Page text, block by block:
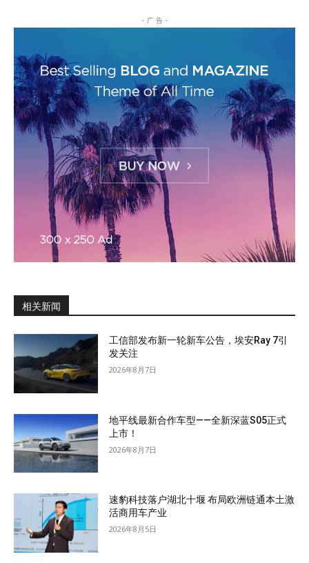
- 广 告 -
相关新闻
工信部发布新一轮新车公告，埃安Ray 7引
发关注
2026年8月7日
地平线最新合作车型——全新深蓝S05正式
上市！
2026年8月7日
速豹科技落户湖北十堰 布局欧洲链通本土激
活商用车产业
2026年8月5日